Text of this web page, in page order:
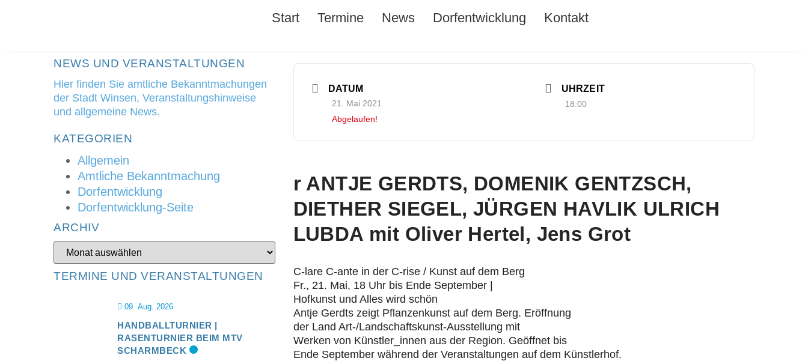
Start Termine News Dorfentwicklung Kontakt
NEWS UND VERANSTALTUNGEN
Hier finden Sie amtliche Bekanntmachungen
der Stadt Winsen, Veranstaltungshinweise
und allgemeine News.
KATEGORIEN
Allgemein
Amtliche Bekanntmachung
Dorfentwicklung
Dorfentwicklung-Seite
ARCHIV
TERMINE UND VERANSTALTUNGEN
09. Aug. 2026
HANDBALLTURNIER |
RASENTURNIER BEIM MTV
SCHARMBECK
DATUM
21. Mai 2021
Abgelaufen!
UHRZEIT
18:00
r ANTJE GERDTS, DOMENIK GENTZSCH,
DIETHER SIEGEL, JÜRGEN HAVLIK ULRICH
LUBDA mit Oliver Hertel, Jens Grot
C-lare C-ante in der C-rise / Kunst auf dem Berg
Fr., 21. Mai, 18 Uhr bis Ende September |
Hofkunst und Alles wird schön
Antje Gerdts zeigt Pflanzenkunst auf dem Berg. Eröffnung
der Land Art-/Landschaftskunst-Ausstellung mit
Werken von Künstler_innen aus der Region. Geöffnet bis
Ende September während der Veranstaltungen auf dem Künstlerhof.